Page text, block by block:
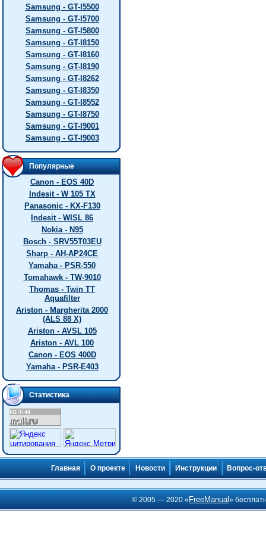
Samsung - GT-I5500
Samsung - GT-I5700
Samsung - GT-I5800
Samsung - GT-I8150
Samsung - GT-I8160
Samsung - GT-I8190
Samsung - GT-I8262
Samsung - GT-I8350
Samsung - GT-I8552
Samsung - GT-I8750
Samsung - GT-I9001
Samsung - GT-I9003
Популярные
Canon - EOS 40D
Indesit - W 105 TX
Panasonic - KX-F130
Indesit - WISL 86
Nokia - N95
Bosch - SRV55T03EU
Sharp - AH-AP24CE
Yamaha - PSR-550
Tomahawk - TW-9010
Thomas - Twin TT
Aquafilter
Ariston - Margherita 2000
(ALS 88 X)
Ariston - AVSL 105
Ariston - AVL 100
Canon - EOS 400D
Yamaha - PSR-E403
Статистика
Главная О проекте Новости Инструкции Вопрос-
© 2005 — 2020 « FreeManual»